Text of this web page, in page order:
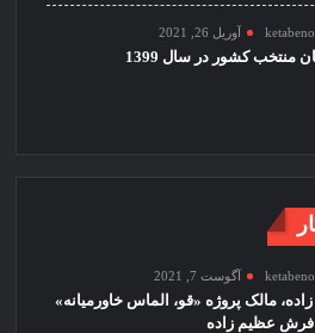
آوریل 26, 2021
منتخب کشور در سال 1399
آگوست 7, 2021
مالک پروژه «قو، الماس خاورمیانه»
فرش عظیم زاده